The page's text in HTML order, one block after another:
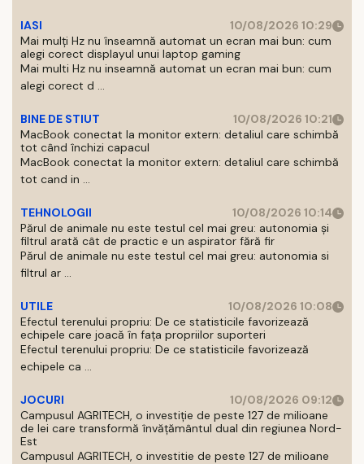
IASI
10/08/2026 10:29
Mai mulți Hz nu înseamnă automat un ecran mai bun: cum
alegi corect displayul unui laptop gaming
Mai multi Hz nu inseamnă automat un ecran mai bun: cum
alegi corect d ...
BINE DE STIUT
10/08/2026 10:21
MacBook conectat la monitor extern: detaliul care schimbă
tot când închizi capacul
MacBook conectat la monitor extern: detaliul care schimbă
tot cand in ...
TEHNOLOGII
10/08/2026 10:14
Părul de animale nu este testul cel mai greu: autonomia și
filtrul arată cât de practic e un aspirator fără fir
Părul de animale nu este testul cel mai greu: autonomia si
filtrul ar ...
UTILE
10/08/2026 10:08
Efectul terenului propriu: De ce statisticile favorizează
echipele care joacă în fața propriilor suporteri
Efectul terenului propriu: De ce statisticile favorizează
echipele ca ...
JOCURI
10/08/2026 09:12
Campusul AGRITECH, o investiție de peste 127 de milioane
de lei care transformă învățământul dual din regiunea Nord-
Est
Campusul AGRITECH, o investitie de peste 127 de milioane